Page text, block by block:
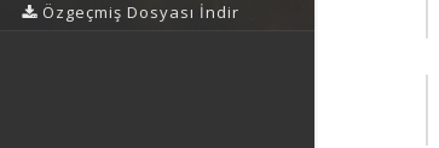
Özgeçmiş Dosyası İndir